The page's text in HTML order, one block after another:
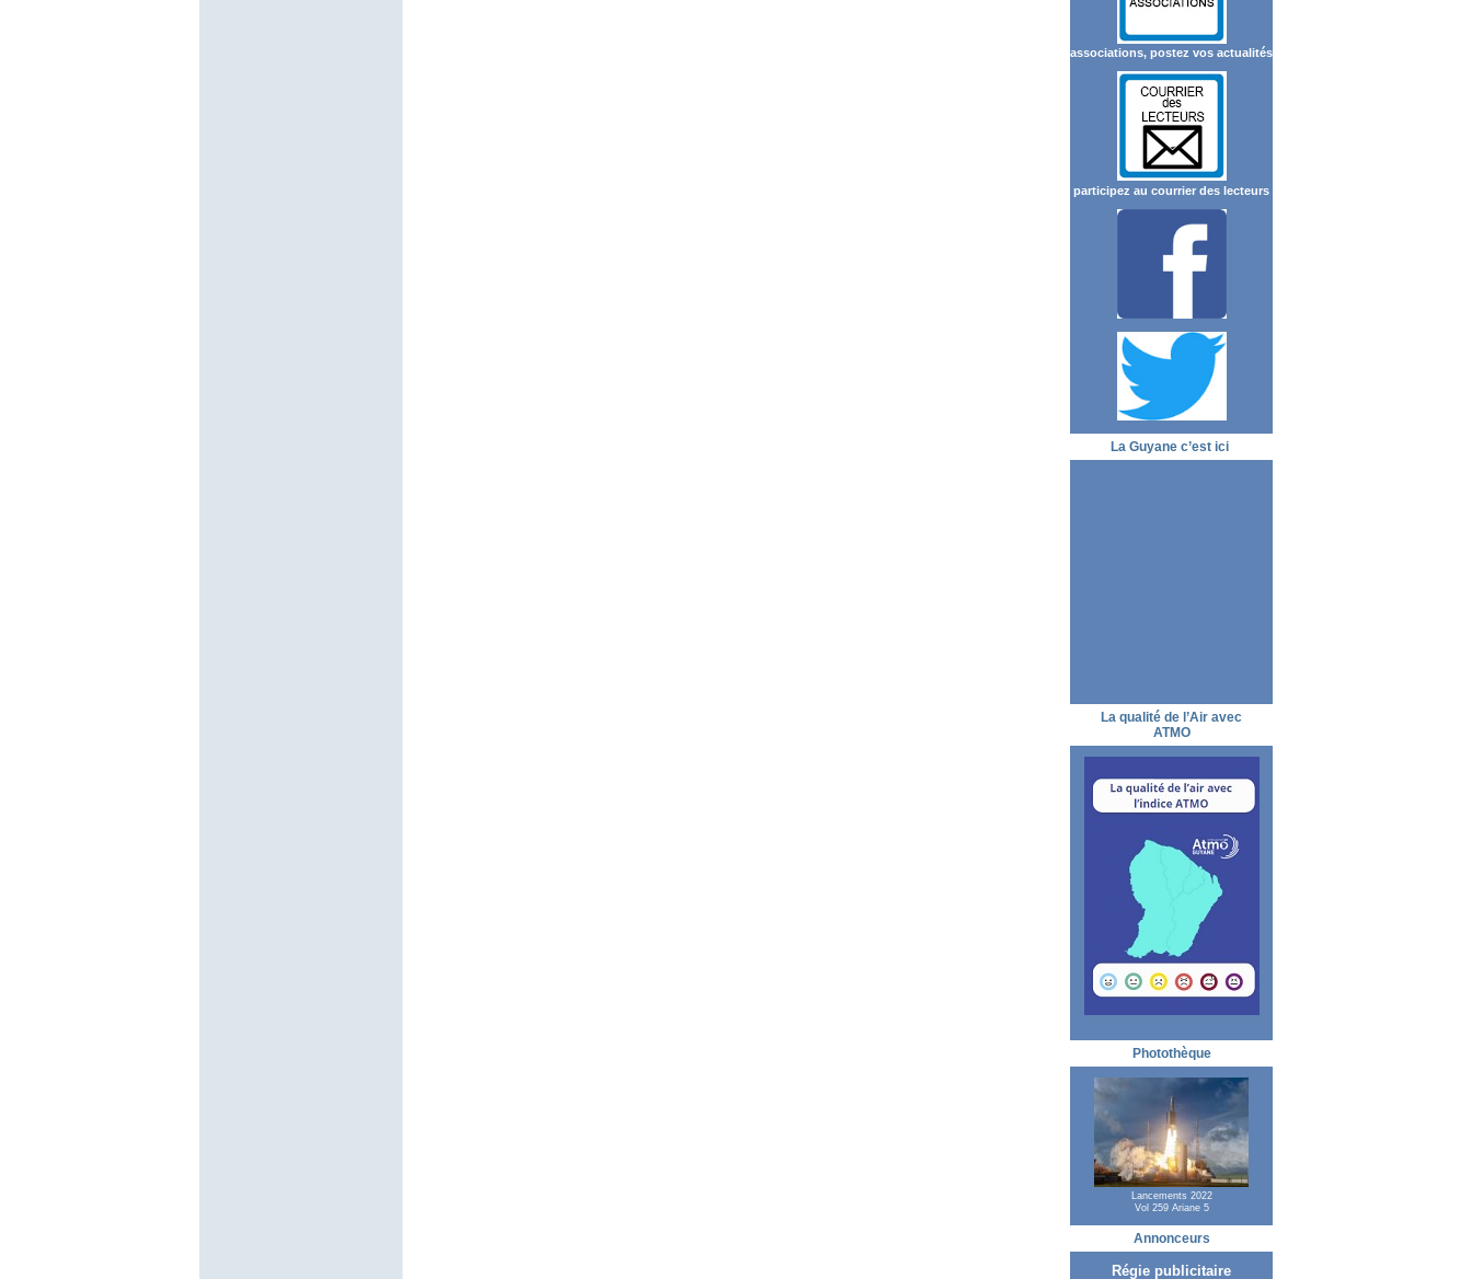
associations, postez vos actualités
participez au courrier des lecteurs
La Guyane c’est ici
La qualité de l’Air avec
ATMO
Photothèque
Lancements 2022
Vol 259 Ariane 5
Annonceurs
Régie publicitaire